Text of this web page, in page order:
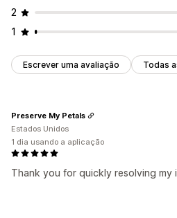
2
1
Escrever uma avaliação Todas
Thank you for quickly resolving my
Preserve My Petals
Estados Unidos
1 dia usando a aplicação